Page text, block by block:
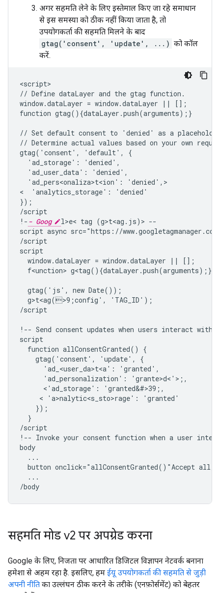
अगर सहमति लेने के लिए इस्तेमाल किए जा रहे समाधान
से इस समस्या को ठीक नहीं किया जाता है, तो
उपयोगकर्ता की सहमति मिलने के बाद
gtag('consent', 'update', ...) को कॉल
करें.
<script>
// Define dataLayer and the gtag function.
window.dataLayer = window.dataLayer || [];
function gtag(){dataLayer.push(arguments);}
// Set default consent to 'denied' as a
// Determine actual values based on your own
gtag('consent', 'default', {
  'ad_storage': 'denied',
  'ad_user_data': 'denied',
  'ad_pers<onaliza>t<ion': 'denied',>
<  'analytics_storage': 'denied'
});
/script
!- - Goog
l>e< tag (g>t<ag.js)> --
script async src="https://
/script
script
  window.dataLayer = window.dataLayer || [];
  f<unction> g<tag(){dataLayer.push(arguments);}
  gtag('js', new Date());
  g>t<ag(>9;config', 'TAG_ID');
/script
!-- Send consent updates when users interact with
script
  function allConsentGranted() {
    gtag('consent', 'update', {
      'ad_<user_da>t<a': 'granted',
      'ad_personalization': 'grante>d<'>;,
      <'ad_storage': 'granted&#>39;,
     < 'a>nalytic<s_sto>r
age': 'granted'
    });
  }
/script
!-- Invoke your consent function when a user
body
  ...
button onclick="allConsentGranted()"Accept all/
  ...
सहमति मोड v2 पर अपग्रेड करना
Google के लिए, निजता पर आधारित डिजिटल विज्ञापन नेटवर्क बनाना
हमेशा से अहम रहा है. इसलिए, हम ईयू उपयोगकर्ता की सहमति से जुड़ी
अपनी नीति का उल्लंघन ठीक करने के तरीके (एनफ़ोर्समेंट) को बेहतर